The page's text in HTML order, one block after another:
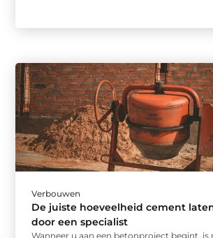
Verbouwen
De juiste hoeveelheid cement
door een specialist
Wanneer u aan een betonproject begint, is